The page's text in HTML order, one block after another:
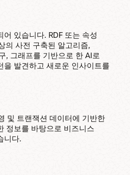
있습니다. RDF 또는 속성
의 사전 구축된 알고리즘,
, 그래프를 기반으로 한 AI로
을 발견하고 새로운 인사이트를
및 트랜잭션 데이터에 기반한
정보를 바탕으로 비즈니스
니다.